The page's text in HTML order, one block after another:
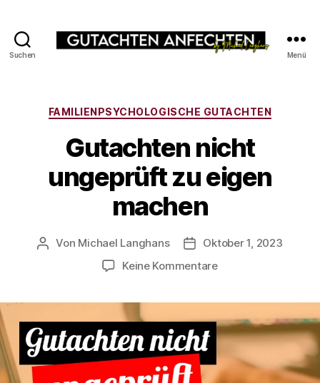
Suchen Menü
Kategorien
FAMILIENPSYCHOLOGISCHE GUTACHTEN
Gutachten nicht
ungeprüft zu eigen
machen
Beitragsautor
Von Michael Langhans Beitragsdatum
Oktober 1, 2023
Keine Kommentarezu
zu
eigen
machen